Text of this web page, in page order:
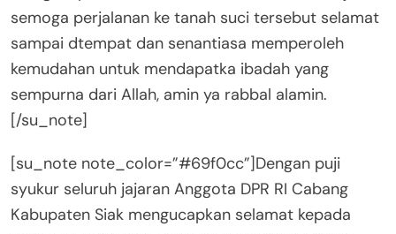
semoga perjalanan ke tanah suci tersebut selamat
sampai dtempat dan senantiasa memperoleh
kemudahan untuk mendapatka ibadah yang
sempurna dari Allah, amin ya rabbal alamin.
[/su_note]
[su_note note_color=”#69f0cc”]Dengan puji
syukur seluruh jajaran Anggota DPR RI Cabang
Kabupaten Siak mengucapkan selamat kepada